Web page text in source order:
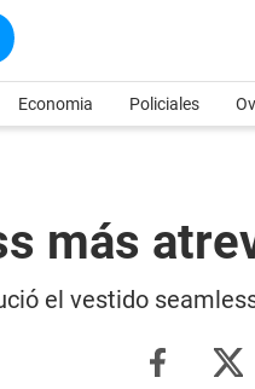
Economia Policiales
más
el vestido